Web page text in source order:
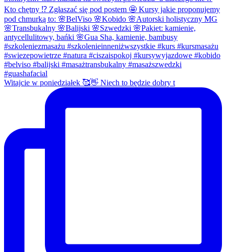
Witajcie w poniedziałek 🥰👋 Niech to będzie dobry t